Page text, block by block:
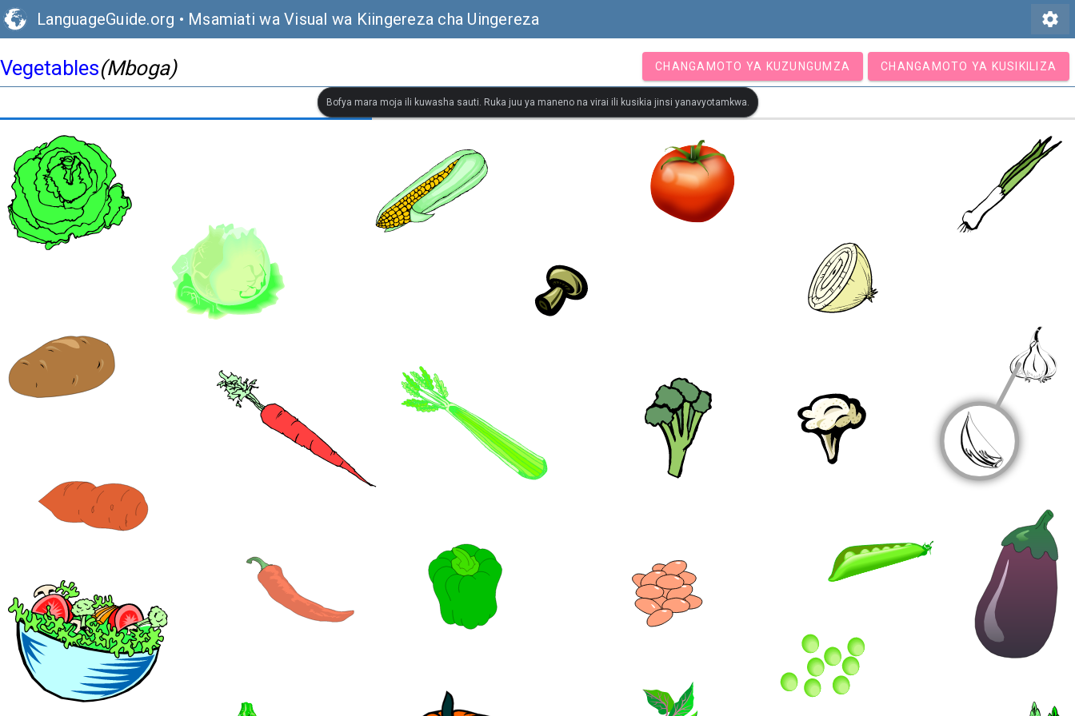
LanguageGuide.org • Msamiati wa Visual wa Kiingereza cha Uingereza settings
Vegetables(Mboga) CHANGAMOTO YA KUZUNGUMZA CHANGAMOTO YA KUSIKILIZA
Bofya mara moja ili kuwasha sauti. Ruka juu ya maneno na virai ili kusikia jinsi yanavyotamkwa.